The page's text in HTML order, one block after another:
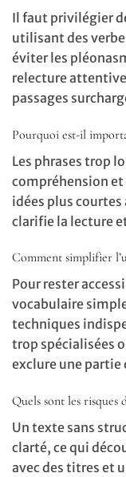
Il faut privilégier
utilisant des
éviter les
relecture
passages
Pourquoi est-il
Les phrases trop
compréhension et
idées plus
clarifie la lecture
Comment simplifier
Pour rester
vocabulaire
techniques
trop spécialisées
exclure une partie
Quels sont les
Un texte sans
clarté, ce qui
avec des titres et